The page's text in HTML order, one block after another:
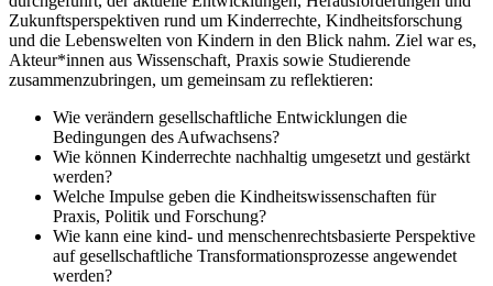
Zukunftsperspektiven rund um Kinderrechte, Kindheitsforschung
und die Lebenswelten von Kindern in den Blick nahm. Ziel war es,
Akteur*innen aus Wissenschaft, Praxis sowie Studierende
zusammenzubringen, um gemeinsam zu reflektieren:
Wie verändern gesellschaftliche Entwicklungen die
Bedingungen des Aufwachsens?
Wie können Kinderrechte nachhaltig umgesetzt und gestärkt
werden?
Welche Impulse geben die Kindheitswissenschaften für
Praxis, Politik und Forschung?
Wie kann eine kind- und menschenrechtsbasierte Perspektive
auf gesellschaftliche Transformationsprozesse angewendet
werden?